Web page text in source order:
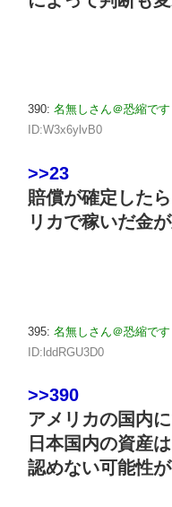
390: 名無しさん＠恐縮です
ID:W3x6ylvB0
>>23
賠償が確定した
リカで稼いだ金
395: 名無しさん＠恐縮です
ID:lddRGU3D0
>>390
アメリカの国内
日本国内の資産
認めない可能性